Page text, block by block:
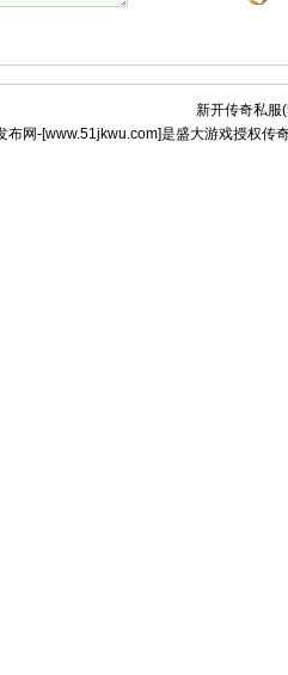
新开传奇私服(
布网-[www.51jkwu.com]是盛大游戏授权传